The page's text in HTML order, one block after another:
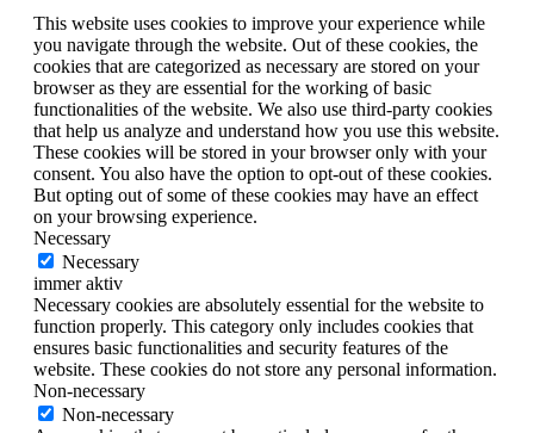
This website uses cookies to improve your experience while
you navigate through the website. Out of these cookies, the
cookies that are categorized as necessary are stored on your
browser as they are essential for the working of basic
functionalities of the website. We also use third-party cookies
that help us analyze and understand how you use this website.
These cookies will be stored in your browser only with your
consent. You also have the option to opt-out of these cookies.
But opting out of some of these cookies may have an effect
on your browsing experience.
Necessary
Necessary
immer aktiv
Necessary cookies are absolutely essential for the website to
function properly. This category only includes cookies that
ensures basic functionalities and security features of the
website. These cookies do not store any personal information.
Non-necessary
Non-necessary